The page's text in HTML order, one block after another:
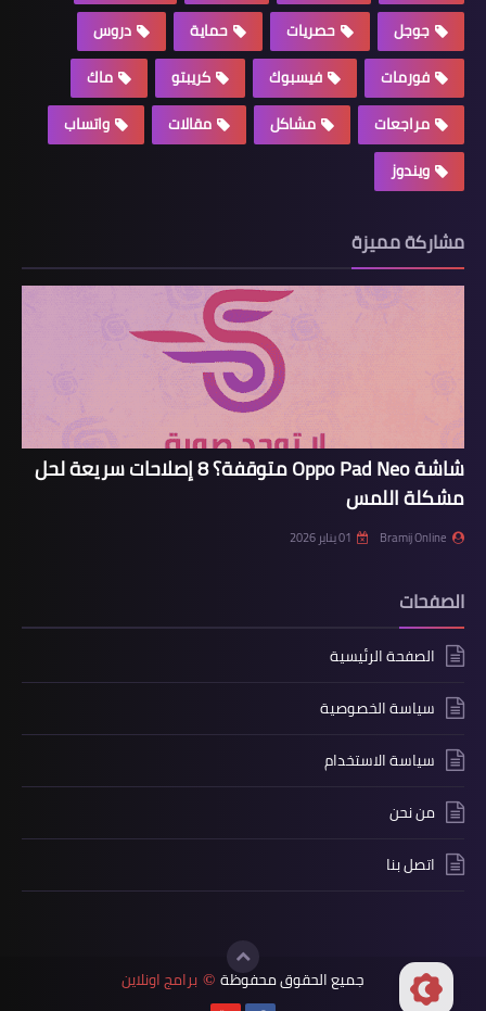
جوجل
حصريات حماية
دروس
فورمات
فيسبوك كريبتو
ماك
مراجعات
مشاكل مقالات
واتساب
ويندوز
مشاركة مميزة
شاشة Oppo Pad Neo متوقفة؟ 8 إصلاحات سريعة لحل
مشكلة اللمس
Bramij Online 01 يناير 2026
الصفحات
الصفحة الرئيسية
سياسة الخصوصية
سياسة الاستخدام
من نحن
اتصل بنا
جميع الحقوق محفوظة © برامج اونلاين